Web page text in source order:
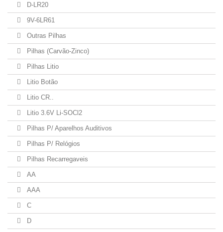
D-LR20
9V-6LR61
Outras Pilhas
Pilhas (Carvão-Zinco)
Pilhas Litio
Litio Botão
Litio CR..
Litio 3.6V Li-SOCl2
Pilhas P/ Aparelhos Auditivos
Pilhas P/ Relógios
Pilhas Recarregaveis
AA
AAA
C
D